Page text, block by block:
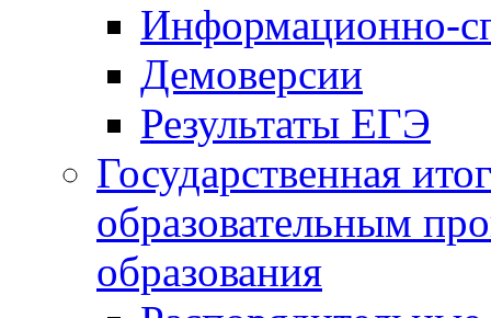
Информационно-
Демоверсии
Результаты ЕГЭ
Государственная
образовательным
образования